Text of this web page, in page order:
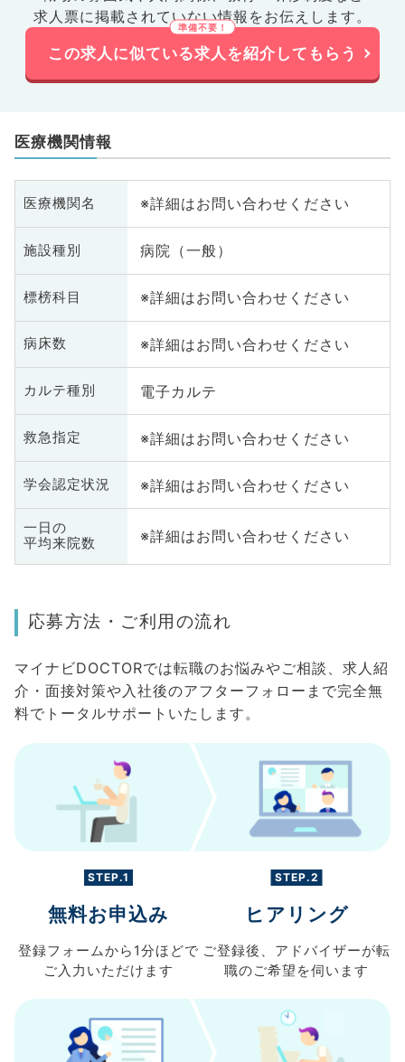
求人票に掲載されていない情報をお伝えします。
この求人に似ている求人を紹介してもらう
医療機関情報
医療機関名 ※詳細はお問い合わせください
施設種別 病院（一般）
標榜科目 ※詳細はお問い合わせください
病床数 ※詳細はお問い合わせください
カルテ種別 電子カルテ
救急指定 ※詳細はお問い合わせください
学会認定状況 ※詳細はお問い合わせください
一日の
平均来院数
※詳細はお問い合わせください
応募方法・ご利用の流れ
マイナビDOCTORでは転職のお悩みやご相談、求人紹
介・面接対策や入社後のアフターフォローまで完全無
料でトータルサポートいたします。
STEP.1
無料お申込み
登録フォームから 1分ほどで
ご入力 いただけます
STEP.2
ヒアリング
ご登録後、 アドバイザーが転
職のご希望を伺います